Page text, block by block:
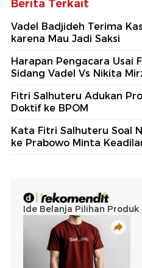
Berita Terkait
Vadel Badjideh Terima
karena Mau Jadi Saksi
Harapan Pengacara Usai
Sidang Vadel Vs Nikita
Fitri Salhuteru Adukan
Doktif ke BPOM
Kata Fitri Salhuteru Soal
ke Prabowo Minta